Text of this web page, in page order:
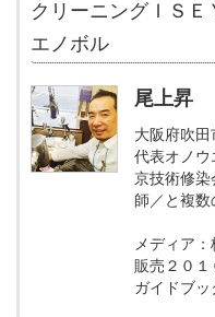
クリーニングＩＳ
エノボル
尾上昇
大阪府吹
代表オノウ
京技術修染
師／と複数
メディア
販売２０
ガイドブッ